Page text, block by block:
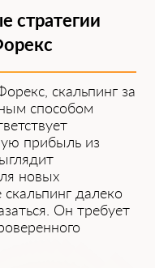
стратегии
скальпинг за
способом
прибыль из
новых
далеко
Он тр͏ебует